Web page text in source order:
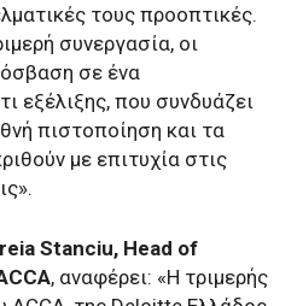
τους προοπτικές.
συνεργασία, οι
σε ένα
εξέλιξης, που συνδυάζει
πιστοποίηση και τα
με επιτυχία στις
Stanciu, Head of
, αναφέρει: «Η τριμερής